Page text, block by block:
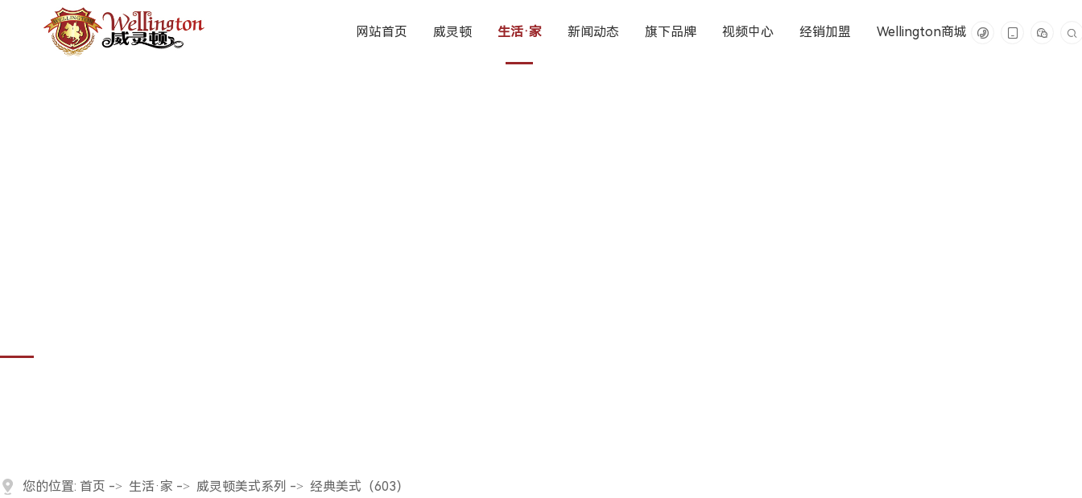
网站首页 威灵顿 生活·家 新闻动态 旗下品牌 视频中心 经销加盟 Wellington商城    
您的位置: 首页 -> 生活·家 -> 威灵顿美式系列 -> 经典美式（603）